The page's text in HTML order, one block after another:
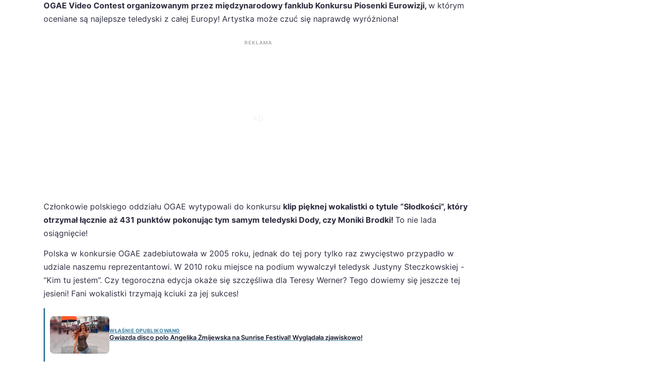
OGAE Video Contest organizowanym przez międzynarodowy fanklub Konkursu Piosenki Eurowizji, w którym
oceniane są najlepsze teledyski z całej Europy! Artystka może czuć się naprawdę wyróżniona!
REKLAMA
Członkowie polskiego oddziału OGAE wytypowali do konkursu klip pięknej wokalistki o tytule “Słodkości”, który
otrzymał łącznie aż 431 punktów pokonując tym samym teledyski Dody, czy Moniki Brodki! To nie lada
osiągnięcie!
Polska w konkursie OGAE zadebiutowała w 2005 roku, jednak do tej pory tylko raz zwycięstwo przypadło w
udziale naszemu reprezentantowi. W 2010 roku miejsce na podium wywalczył teledysk Justyny Steczkowskiej -
“Kim tu jestem”. Czy tegoroczna edycja okaże się szczęśliwa dla Teresy Werner? Tego dowiemy się jeszcze tej
jesieni! Fani wokalistki trzymają kciuki za jej sukces!
WŁAŚNIE OPUBLIKOWANO
Gwiazda disco polo Angelika Żmijewska na Sunrise Festival! Wyglądała zjawiskowo!